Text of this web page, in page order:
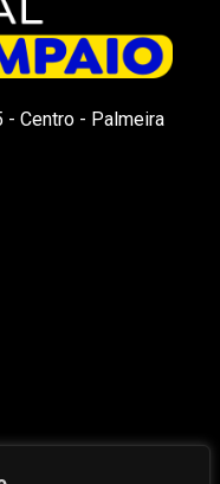
- Centro - Palmeira